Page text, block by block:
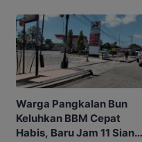
Warga Pangkalan Bun
Keluhkan BBM Cepat
Habis, Baru Jam 11 Siang